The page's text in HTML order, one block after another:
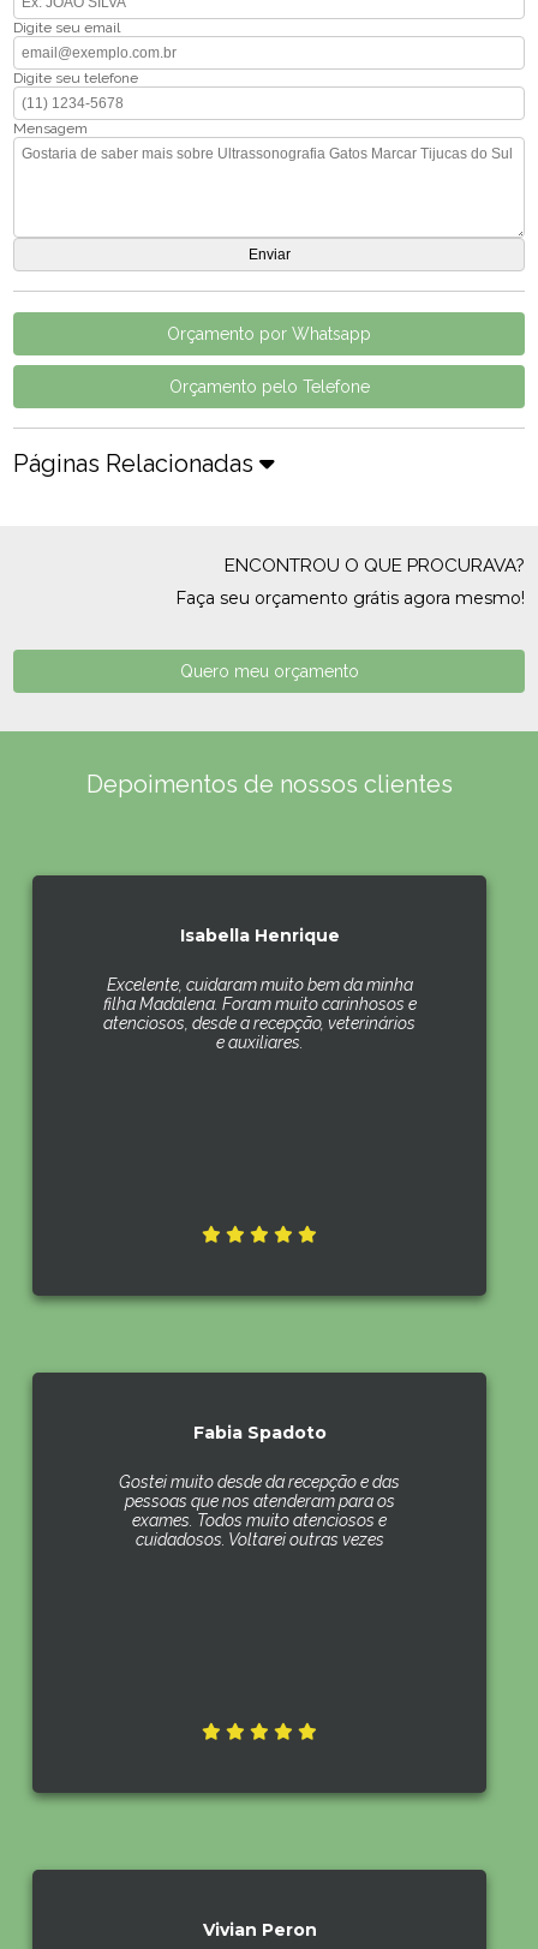
Digite seu email
Digite seu telefone
Mensagem
Orçamento por Whatsapp
Orçamento pelo Telefone
Páginas Relacionadas
ENCONTROU O QUE PROCURAVA?
Faça seu orçamento grátis agora mesmo!
Quero meu orçamento
Depoimentos de nossos clientes
Isabella Henrique
Excelente, cuidaram muito bem da minha
filha Madalena. Foram muito carinhosos e
atenciosos, desde a recepção, veterinários
e auxiliares.
Fabia Spadoto
Gostei muito desde da recepção e das
pessoas que nos atenderam para os
exames. Todos muito atenciosos e
cuidadosos. Voltarei outras vezes
Vivian Peron